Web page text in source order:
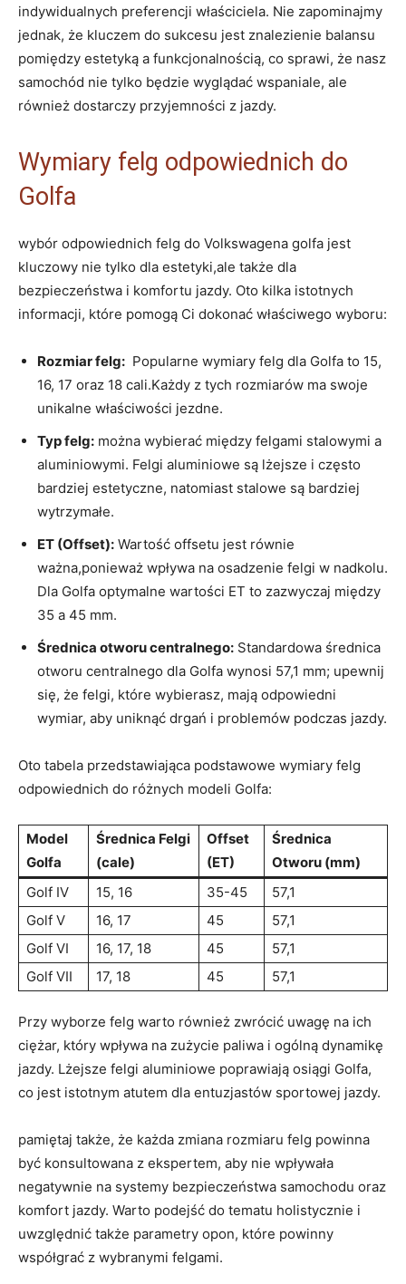
indywidualnych preferencji właściciela. Nie zapominajmy
‍jednak, że kluczem do sukcesu jest znalezienie​ balansu
pomiędzy estetyką a ⁤funkcjonalnością,​ co sprawi, że ‌nasz
samochód‌ nie tylko będzie wyglądać wspaniale, ale
również dostarczy przyjemności ‌z‍ jazdy.
Wymiary felg ‌odpowiednich do
Golfa
wybór odpowiednich ‍felg do Volkswagena golfa ‍jest
kluczowy ‌nie tylko dla estetyki,ale także dla
⁤bezpieczeństwa i komfortu jazdy. Oto kilka ⁤istotnych⁣
informacji, które pomogą Ci ⁣dokonać właściwego wyboru:
Rozmiar felg: ⁣ Popularne wymiary ⁢felg dla Golfa⁣ to 15,​
16, 17 oraz 18 ⁢cali.Każdy z tych rozmiarów ma swoje
unikalne właściwości jezdne.
Typ felg: można ⁢wybierać między felgami stalowymi a
⁤aluminiowymi.⁤ Felgi aluminiowe ‌są lżejsze i często
bardziej estetyczne, natomiast stalowe są bardziej⁣
wytrzymałe.
ET (Offset): ⁢Wartość offsetu jest ‌równie
ważna,ponieważ wpływa ​na ⁣osadzenie felgi w nadkolu.
​Dla Golfa optymalne ⁢wartości ⁤ET to zazwyczaj między
35 a 45 mm.
Średnica otworu centralnego: Standardowa średnica
otworu centralnego dla ‌Golfa wynosi ‍57,1 mm;​ upewnij
się, że‍ felgi, ⁤które wybierasz, mają odpowiedni⁤
wymiar, aby uniknąć ⁢drgań i⁣ problemów podczas jazdy.
Oto ​tabela przedstawiająca podstawowe wymiary felg
odpowiednich do różnych modeli Golfa:
Model
Golfa
Średnica Felgi
(cale)
Offset
(ET)
Średnica
Otworu (mm)
Golf IV
15, 16 35-45
57,1
Golf ⁢V
16, 17 45
57,1
Golf VI
16, 17, 18 45
57,1
Golf VII
17, 18 45 57,1
Przy wyborze ​felg ⁣warto⁣ również zwrócić uwagę na ich
ciężar, który wpływa na⁣ zużycie paliwa i ogólną⁤ dynamikę
jazdy.‍ Lżejsze felgi ⁤aluminiowe poprawiają osiągi​ Golfa,
co jest​ istotnym ⁣atutem dla entuzjastów sportowej jazdy.
pamiętaj⁢ także, że ‍każda zmiana rozmiaru felg powinna
być‌ konsultowana ‌z⁢ ekspertem, aby nie‍ wpływała
negatywnie na systemy bezpieczeństwa samochodu oraz
komfort‌ jazdy. ‍Warto podejść do tematu holistycznie i
uwzględnić także parametry opon, które powinny
współgrać z wybranymi felgami.